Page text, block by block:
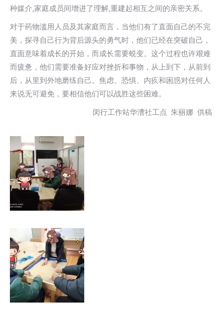
种媒介,家庭成员间增进了理解,重建起相互之间的亲密关系。
对于药物滥用人员及其家庭而言，当他们有了直面自己的不完
美，探寻自己行为背后源头的勇气时，他们已经在突破自己，
直面意味着成长的开始，而成长需要蜕变。这个过程也许艰难
而疲惫，他们需要准备好应对挫折和事物，从上到下，从前到
后，从里到外地磨练自己。焦虑、恐惧、内疚和困惑对任何人
来说无可避免，要相信他们可以战胜这些困难。
闵行工作站华漕社工点 朱丽娜 供稿